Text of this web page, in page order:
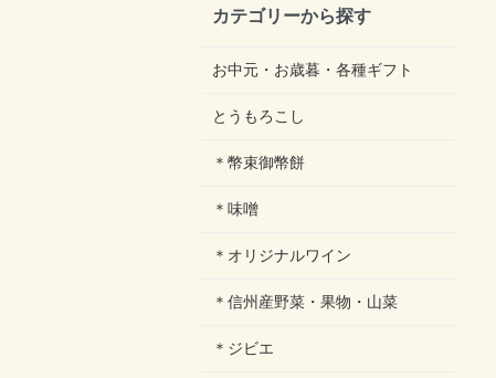
カテゴリーから探す
お中元・お歳暮・各種ギフト
とうもろこし
＊幣束御幣餅
＊味噌
＊オリジナルワイン
＊信州産野菜・果物・山菜
＊ジビエ